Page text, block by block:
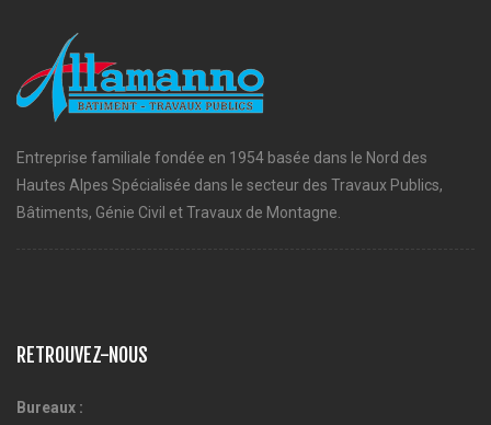
Entreprise familiale fondée en 1954 basée dans le Nord des
Hautes Alpes Spécialisée dans le secteur des Travaux Publics,
Bâtiments, Génie Civil et Travaux de Montagne.
RETROUVEZ-NOUS
Bureaux :